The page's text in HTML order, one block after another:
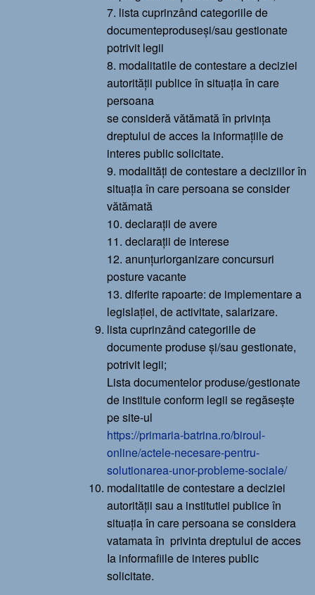
7. lista cuprinzând categoriile de
documenteproduseși/sau gestionate
potrivit legii
8. modalitatile de contestare a deciziei
autorității publice în situația în care
persoana
se consideră vătămată în privința
dreptului de acces Ia informațiile de
interes public solicitate.
9. modalități de contestare a deciziilor în
situația în care persoana se consider
vătămată
10. declarații de avere
11. declarații de interese
12. anunțuriorganizare concursuri
posture vacante
13. diferite rapoarte: de implementare a
legislației, de activitate, salarizare.
lista cuprinzând categoriile de
documente produse și/sau gestionate,
potrivit legii;
Lista documentelor produse/gestionate
de instituie conform legii se regăsește
pe site-ul
https://primaria-batrina.ro/biroul-
online/actele-necesare-pentru-
solutionarea-unor-probleme-sociale/
modalitatile de contestare a deciziei
autorității sau a institutiei publice în
situația în care persoana se considera
vatamata în privinta dreptului de acces
Ia informafiile de interes public
solicitate.